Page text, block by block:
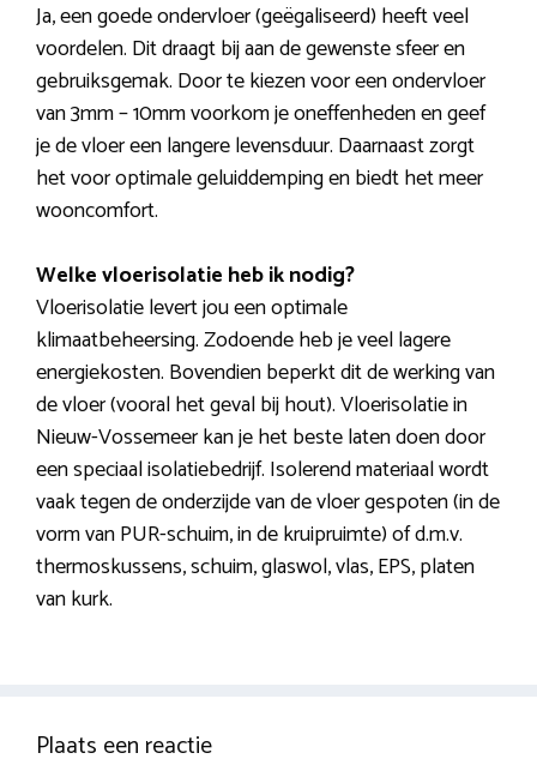
Ja, een goede ondervloer (geëgaliseerd) heeft veel
voordelen. Dit draagt bij aan de gewenste sfeer en
gebruiksgemak. Door te kiezen voor een ondervloer
van 3mm – 10mm voorkom je oneffenheden en geef
je de vloer een langere levensduur. Daarnaast zorgt
het voor optimale geluiddemping en biedt het meer
wooncomfort.
Welke vloerisolatie heb ik nodig?
Vloerisolatie levert jou een optimale
klimaatbeheersing. Zodoende heb je veel lagere
energiekosten. Bovendien beperkt dit de werking van
de vloer (vooral het geval bij hout). Vloerisolatie in
Nieuw-Vossemeer kan je het beste laten doen door
een speciaal isolatiebedrijf. Isolerend materiaal wordt
vaak tegen de onderzijde van de vloer gespoten (in de
vorm van PUR-schuim, in de kruipruimte) of d.m.v.
thermoskussens, schuim, glaswol, vlas, EPS, platen
van kurk.
Plaats een reactie